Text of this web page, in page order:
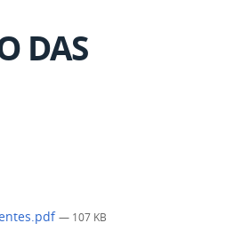
DAS
— 107 KB